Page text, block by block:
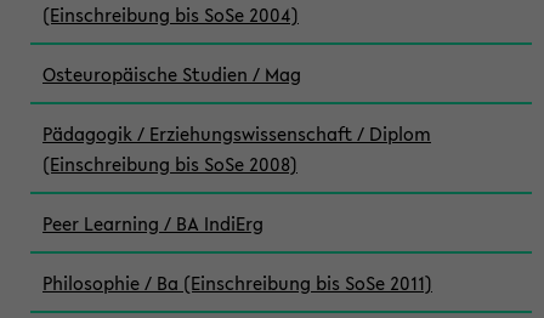
(Einschreibung bis SoSe 2004)
Osteuropäische Studien / Mag
Pädagogik / Erziehungswissenschaft / Diplom
(Einschreibung bis SoSe 2008)
Peer Learning / BA IndiErg
Philosophie / Ba (Einschreibung bis SoSe 2011)